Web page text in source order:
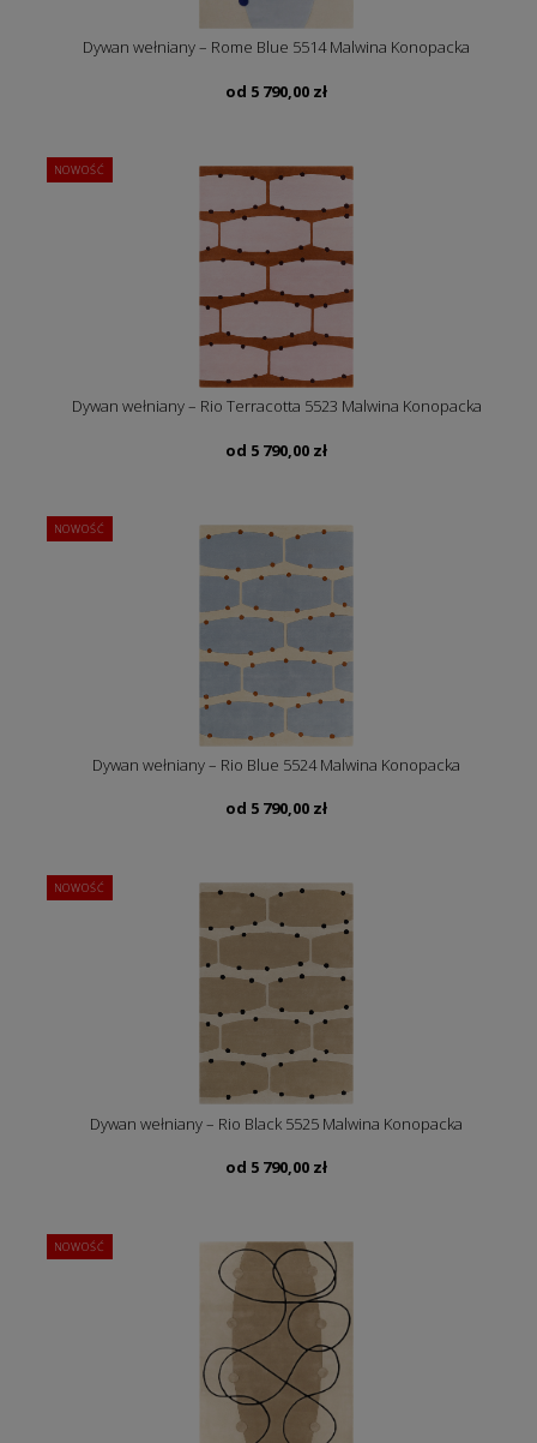
Dywan wełniany – Rome Blue 5514 Malwina Konopacka
od 5 790,00 zł
NOWOŚĆ
Dywan wełniany – Rio Terracotta 5523 Malwina Konopacka
od 5 790,00 zł
NOWOŚĆ
Dywan wełniany – Rio Blue 5524 Malwina Konopacka
od 5 790,00 zł
NOWOŚĆ
Dywan wełniany – Rio Black 5525 Malwina Konopacka
od 5 790,00 zł
NOWOŚĆ